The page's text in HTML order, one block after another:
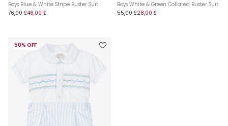
Boys Blue & White Stripe Buster Suit
76,00 £46,00 £
Boys White & Green Collared Buster Suit
55,00 £28,00 £
50% OFF